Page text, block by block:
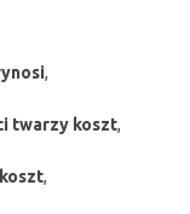
,
twarzy koszt,
,